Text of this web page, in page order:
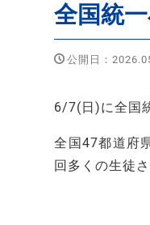
全国統
公開日：
6/7(日)に全国
全国47都道府
回多くの生徒